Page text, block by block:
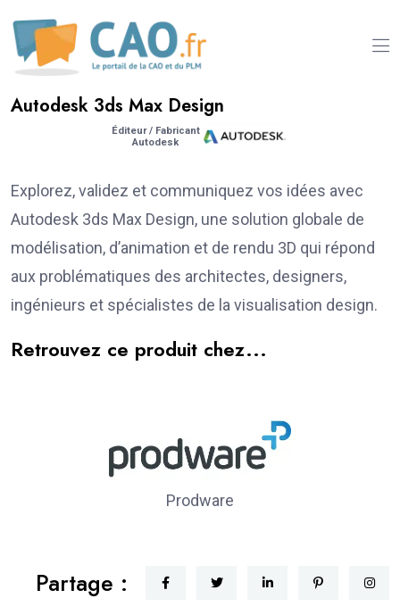
Autodesk 3ds Max Design
Éditeur / Fabricant
Autodesk
Explorez, validez et communiquez vos idées avec
Autodesk 3ds Max Design, une solution globale de
modélisation, d’animation et de rendu 3D qui répond
aux problématiques des architectes, designers,
ingénieurs et spécialistes de la visualisation design.
Retrouvez ce produit chez...
Prodware
Partage :